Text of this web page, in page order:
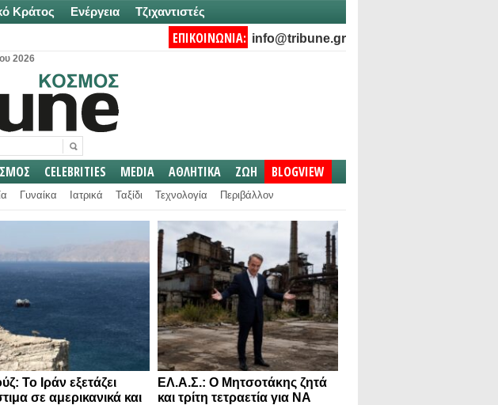
Κράτος Ενέργεια Τζιχαντιστές
ΕΠΙΚΟΙΝΩΝΙΑ: info@tribune.gr
2026
CELEBRITIES MEDIA ΑΘΛΗΤΙΚΑ ΖΩΗ BLOGVIEW
Γυναίκα Ιατρικά Ταξίδι Τεχνολογία Περιβάλλον
Το Ιράν εξετάζει
σε αμερικανικά και
ΕΛ.Α.Σ.: Ο Μητσοτάκης ζητά
και τρίτη τετραετία για ΝΑ